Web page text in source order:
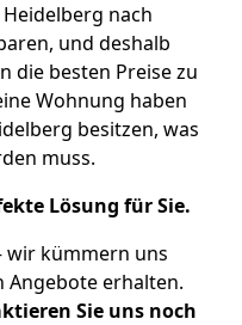
nach
und deshalb
die besten Preise zu
Wohnung haben
besitzen, was
muss.
Lösung für Sie.
wir kümmern uns
Angebote erhalten.
Sie uns noch